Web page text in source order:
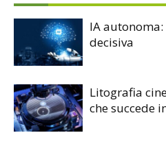
IA
decisiva
Litografia
che succede